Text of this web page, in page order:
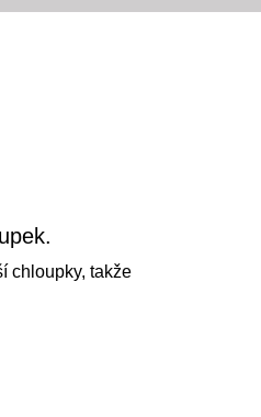
chloupky, takže